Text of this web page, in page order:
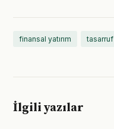
finansal yatırım tasarruf
İlgili yazılar